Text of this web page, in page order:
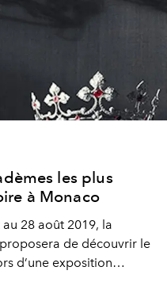
les plus
à Monaco
28 août 2019, la
de découvrir le
d’une exposition